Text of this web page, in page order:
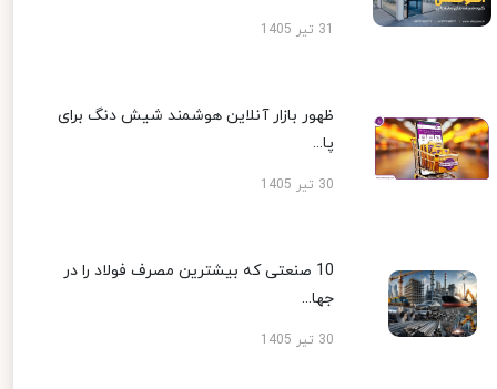
ظهور بازار آنلاین هوشمند شیش دنگ برای
پا...
30 تیر 1405
10 صنعتی که بیشترین مصرف فولاد را در
جها...
30 تیر 1405